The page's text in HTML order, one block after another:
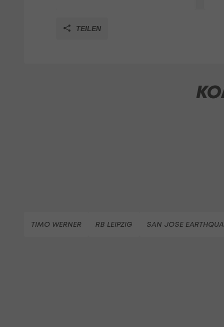
TEILEN
TIMO WERNER RB LEIPZIG SAN JOSE